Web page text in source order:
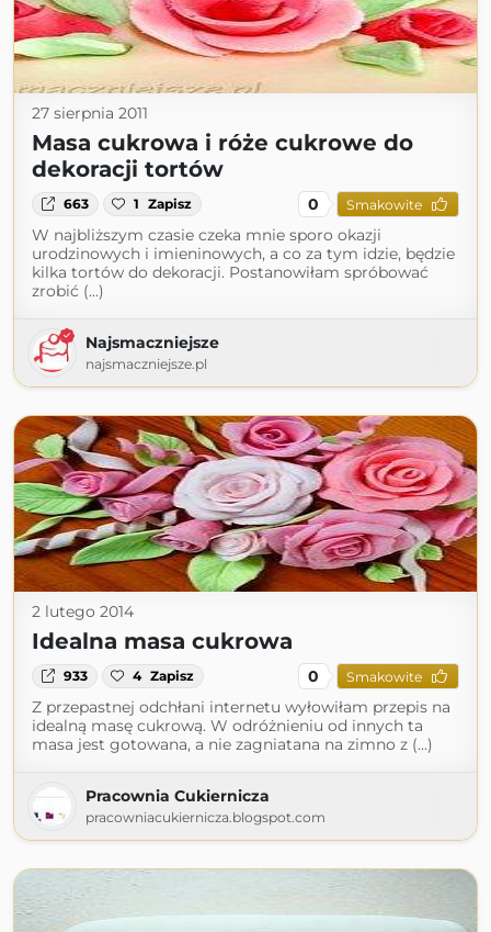
27 sierpnia 2011
Masa cukrowa i róże cukrowe do
dekoracji tortów
663 1 Zapisz 0 Smakowite
W najbliższym czasie czeka mnie sporo okazji
urodzinowych i imieninowych, a co za tym idzie, będzie
kilka tortów do dekoracji. Postanowiłam spróbować
zrobić (...)
Najsmaczniejsze
najsmaczniejsze.pl
2 lutego 2014
Idealna masa cukrowa
933 4 Zapisz 0 Smakowite
Z przepastnej odchłani internetu wyłowiłam przepis na
idealną masę cukrową. W odróżnieniu od innych ta
masa jest gotowana, a nie zagniatana na zimno z (...)
Pracownia Cukiernicza
pracowniacukiernicza.blogspot.com